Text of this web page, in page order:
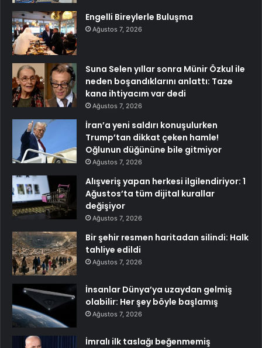
Engelli Bireylerle Buluşma
Ağustos 7, 2026
Suna Selen yıllar sonra Münir Özkul ile
neden boşandıklarını anlattı: Taze
kana ihtiyacım var dedi
Ağustos 7, 2026
İran’a yeni saldırı konuşulurken
Trump’tan dikkat çeken hamle!
Oğlunun düğününe bile gitmiyor
Ağustos 7, 2026
Alışveriş yapan herkesi ilgilendiriyor: 1
Ağustos’ta tüm dijital kurallar
değişiyor
Ağustos 7, 2026
Bir şehir resmen haritadan silindi: Halk
tahliye edildi
Ağustos 7, 2026
İnsanlar Dünya’ya uzaydan gelmiş
olabilir: Her şey böyle başlamış
Ağustos 7, 2026
İmralı ilk taslağı beğenmemiş